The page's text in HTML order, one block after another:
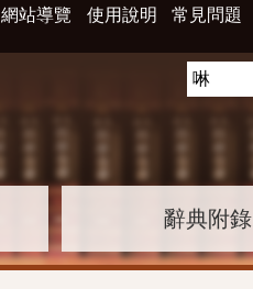
網站導覽 使用說明 常見問題
辭典附錄